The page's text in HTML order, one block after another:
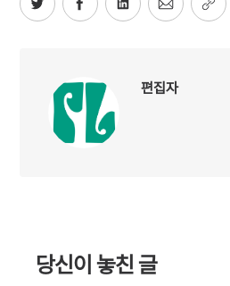
편집자
당신이 놓친 글